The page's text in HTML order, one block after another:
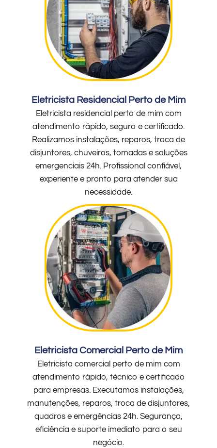
Eletricista Residencial Perto de Mim
Eletricista residencial perto de mim com
atendimento rápido, seguro e certificado.
Realizamos instalações, reparos, troca de
disjuntores, chuveiros, tomadas e soluções
emergenciais 24h. Profissional confiável,
experiente e pronto para atender sua
necessidade.
Eletricista Comercial Perto de Mim
Eletricista comercial perto de mim com
atendimento rápido, técnico e certificado
para empresas. Executamos instalações,
manutenções, reparos, troca de disjuntores,
quadros e emergências 24h. Segurança,
eficiência e suporte imediato para o seu
negócio.